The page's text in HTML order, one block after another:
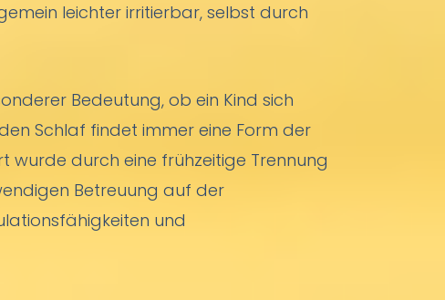
leichter irritierbar, selbst durch
Bedeutung, ob ein Kind sich
Schlaf findet immer eine Form der
wurde durch eine frühzeitige Trennung
Betreuung auf der
und